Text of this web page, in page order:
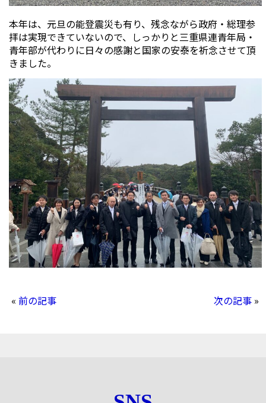
本年は、元旦の能登震災も有り、残念ながら政府・総理参
拝は実現できていないので、しっかりと三重県連青年局・
青年部が代わりに日々の感謝と国家の安泰を祈念させて頂
きました。
«前の記事 次の記事 »